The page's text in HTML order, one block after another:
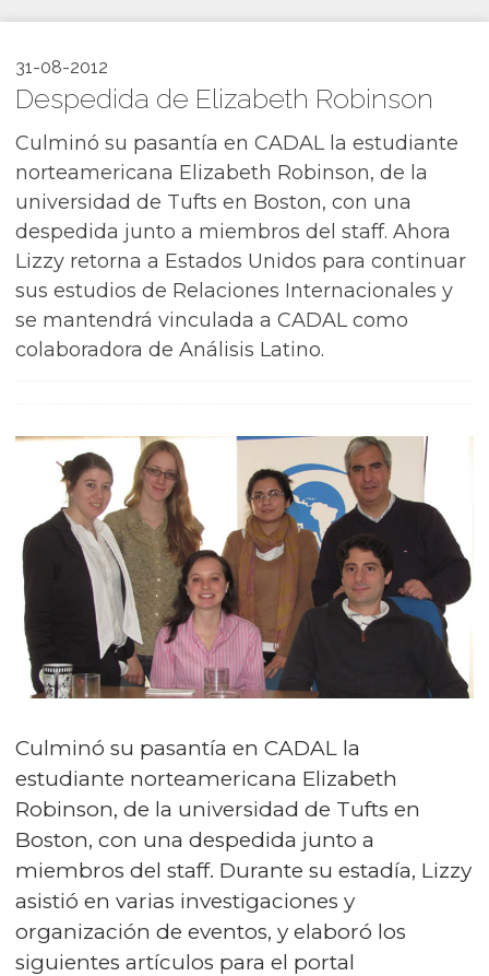
31-08-2012
Despedida de Elizabeth Robinson
Culminó su pasantía en CADAL la estudiante
norteamericana Elizabeth Robinson, de la
universidad de Tufts en Boston, con una
despedida junto a miembros del staff. Ahora
Lizzy retorna a Estados Unidos para continuar
sus estudios de Relaciones Internacionales y
se mantendrá vinculada a CADAL como
colaboradora de Análisis Latino.
Culminó su pasantía en CADAL la
estudiante norteamericana Elizabeth
Robinson, de la universidad de Tufts en
Boston, con una despedida junto a
miembros del staff. Durante su estadía, Lizzy
asistió en varias investigaciones y
organización de eventos, y elaboró los
siguientes artículos para el portal